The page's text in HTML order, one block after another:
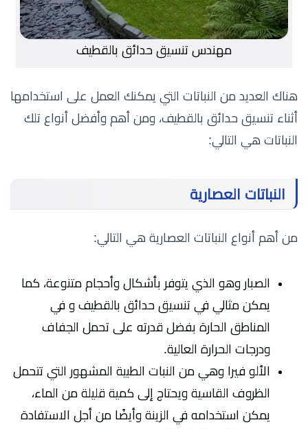
مهندس تنسيق حدائق بالقطيف
هناك العديد من النباتات التي يمكنك العمل على استخدامها
أثناء تنسيق حدائق بالقطيف، ومن أهم وأفضل أنواع تلك
النباتات هي التالي:
النباتات العصارية
من أهم أنواع النباتات العصارية هي التالي:
الصبار وهو الذي يتوفر بأشكال وأحجام متنوعة، كما
يمكن مثالي في تنسيق حدائق بالقطيف و في
المناطق الحارة بفضل قدرته على تحمل الجفاف
ودرجات الحرارة العالية.
الألو فيرا وهي من النبات الطبية المشهور التي تتحمل
الظروف القاسية ويحتاج إلى كمية قليلة من الماء،
يمكن استخدامه في الزينة وأيضًا من أجل الاستفادة